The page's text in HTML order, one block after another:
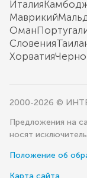
Италия
Маврикий
Оман
Словения
Хорватия
2000-2026 ©
Предложения на
носят
Положение об
Карта сайта